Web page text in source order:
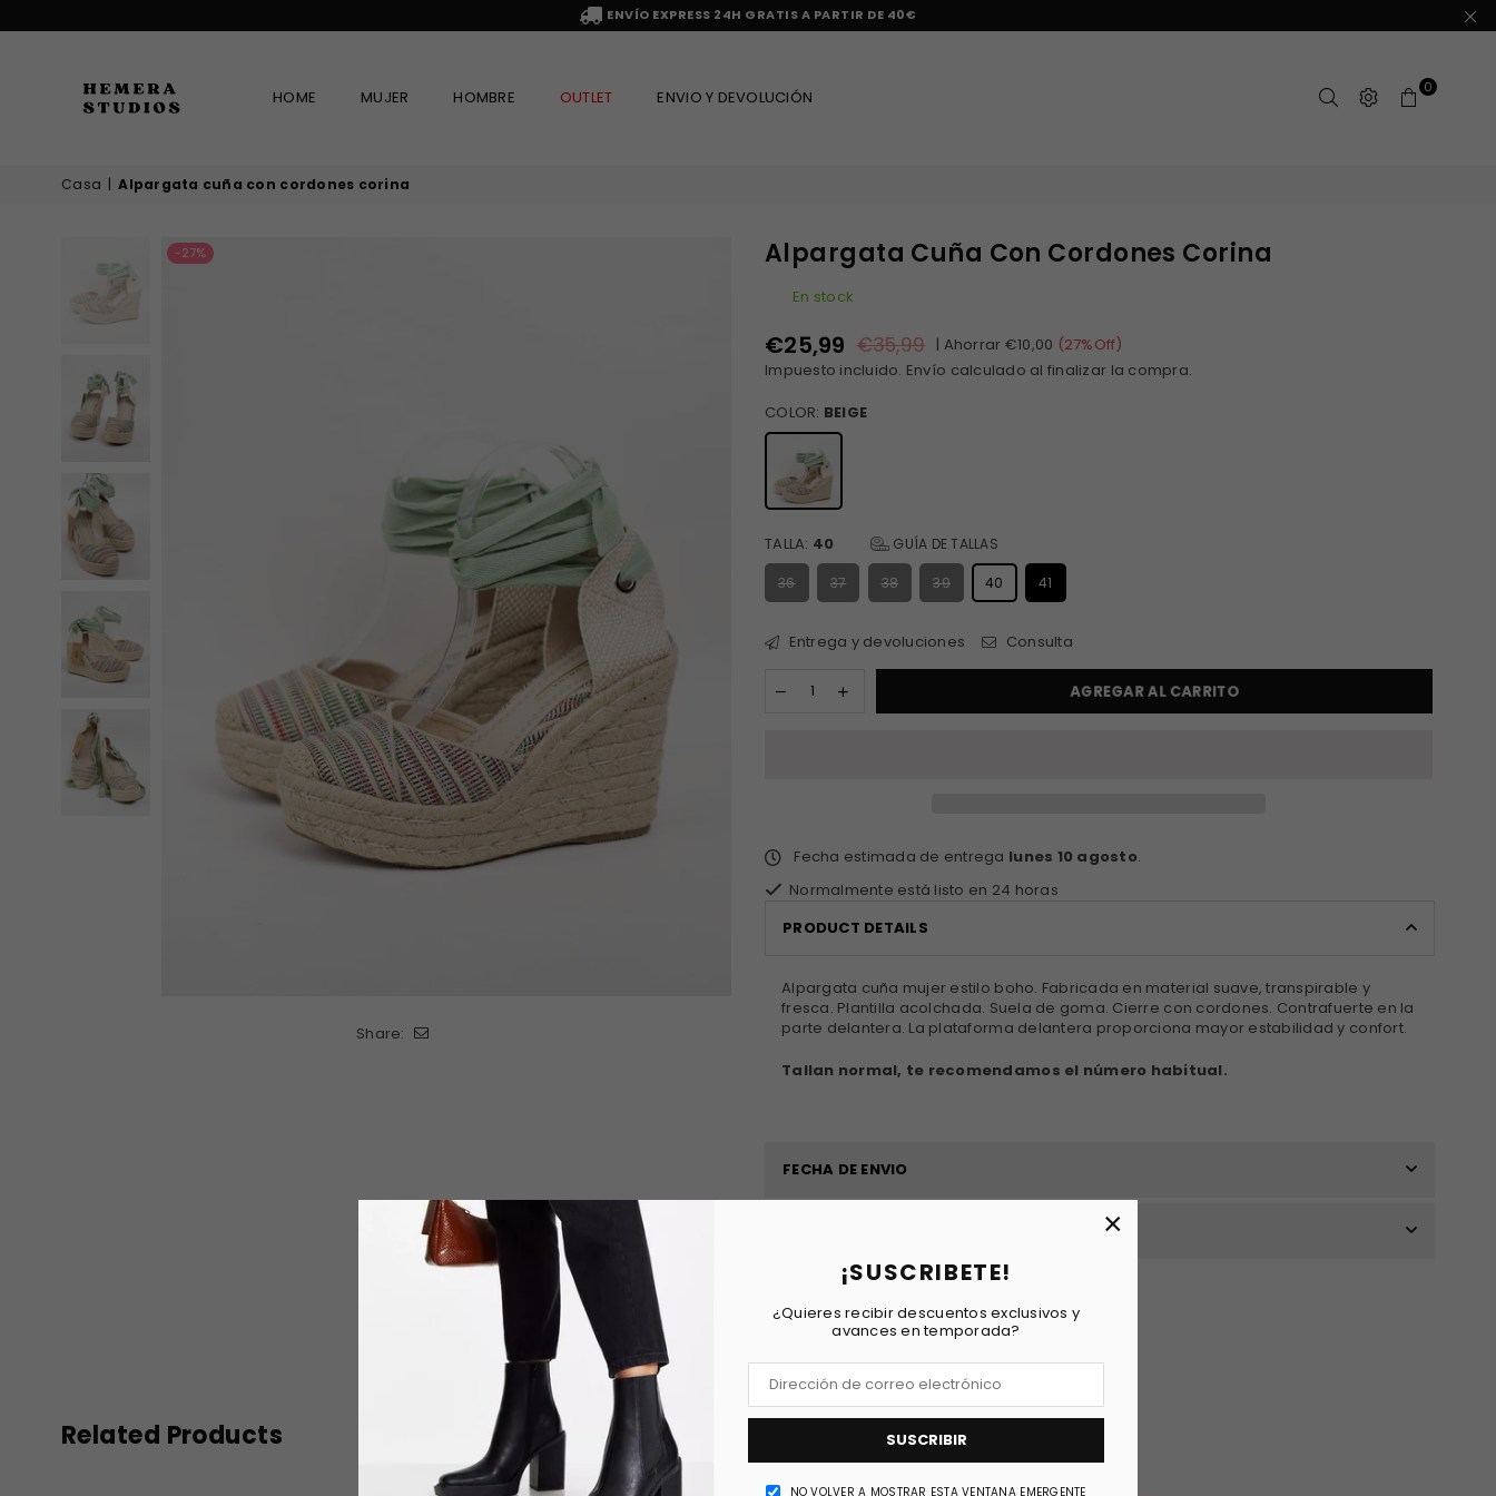
¡SUSCRIBETE!
¿Quieres recibir descuentos exclusivos y
avances en temporada?
SUSCRIBIR
NO VOLVER A MOSTRAR ESTA VENTANA EMERGENTE
×
ENVÍO EXPRESS 24H GRATIS A PARTIR DE 40€
HEMERA
STUDIOS
HOME MUJER HOMBRE OUTLET ENVIO Y DEVOLUCIÓN 0
Casa | Alpargata cuña con cordones corina
-27%
Share:
Alpargata Cuña Con Cordones Corina
En stock
Precio
habitual
€25,99 €35,99 | Ahorrar €10,00 (27%Off)
Impuesto incluido. Envío calculado al finalizar la compra.
COLOR: BEIGE
TALLA: 40 GUÍA DE TALLAS
36 37 38 39 40 41
Entrega y devoluciones Consulta
AGREGAR AL CARRITO
Fecha estimada de entrega lunes 10 agosto.
Normalmente está listo en 24 horas
PRODUCT DETAILS
Alpargata cuña mujer estilo boho. Fabricada en material suave, transpirable y
fresca. Plantilla acolchada. Suela de goma. Cierre con cordones. Contrafuerte en la
parte delantera. La plataforma delantera proporciona mayor estabilidad y confort.
Tallan normal, te recomendamos el número habitual.
FECHA DE ENVIO
Related Products